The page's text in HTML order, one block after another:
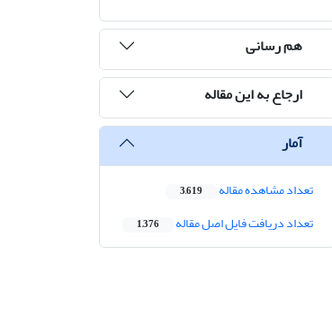
هم رسانی
ارجاع به این مقاله
آمار
تعداد مشاهده مقاله 3,619
تعداد دریافت فایل اصل مقاله 1,376